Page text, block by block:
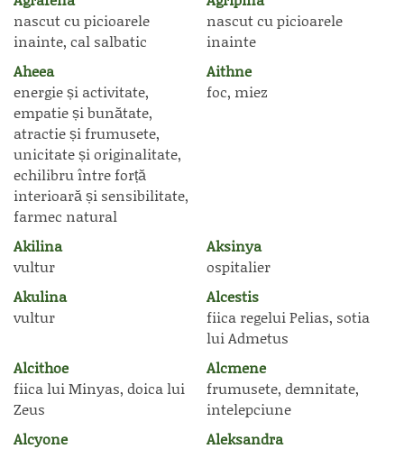
nascut cu picioarele
inainte, cal salbatic
nascut cu picioarele
inainte
Aheea
energie și activitate,
empatie și bunătate,
atractie și frumusete,
unicitate și originalitate,
echilibru între forță
interioară și sensibilitate,
farmec natural
Aithne
foc, miez
Akilina
vultur
Aksinya
ospitalier
Akulina
vultur
Alcestis
fiica regelui Pelias, sotia
lui Admetus
Alcithoe
fiica lui Minyas, doica lui
Zeus
Alcmene
frumusete, demnitate,
intelepciune
Alcyone
Aleksandra